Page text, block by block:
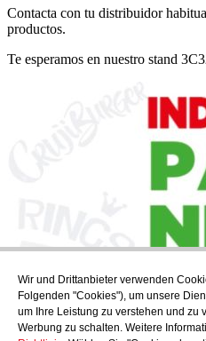
Wir und Drittanbieter verwenden
Folgenden "Cookies"), um unsere
um Ihre Leistung zu verstehen und zu
Werbung zu schalten. Weitere
Contacta con tu distribuidor
productos.
Te esperamos en nuestro stand
Abonnieren
Endecken Sie das kulinarische